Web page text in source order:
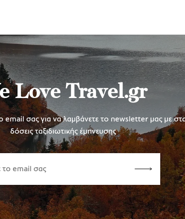
Love Travel.gr
email σας για να λαμβάνετε το newsletter μας με
δόσεις ταξιδιωτικής έμπνευσης